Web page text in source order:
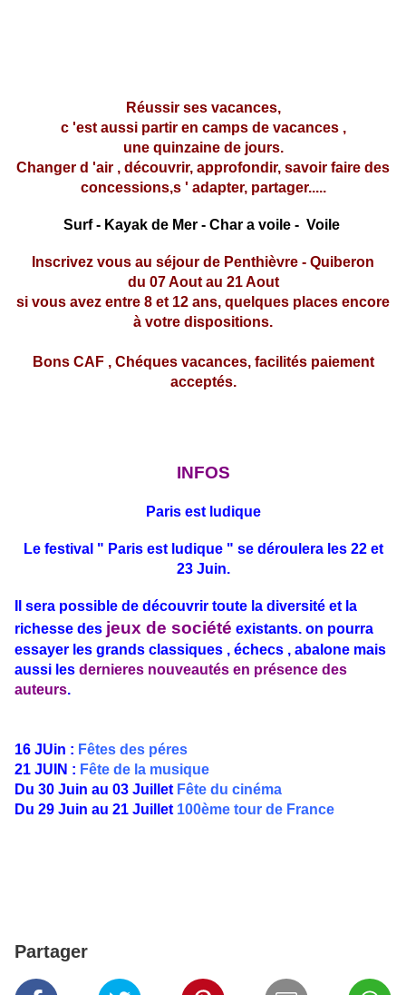
Réussir ses vacances,
c 'est aussi partir en camps de vacances ,
une quinzaine de jours.
Changer d 'air , découvrir, approfondir, savoir faire des
concessions,s ' adapter, partager.....
Surf - Kayak de Mer - Char a voile - Voile
Inscrivez vous au séjour de Penthièvre - Quiberon
du 07 Aout au 21 Aout
si vous avez entre 8 et 12 ans, quelques places encore
à votre dispositions.
Bons CAF , Chéques vacances, facilités paiement
acceptés.
INFOS
Paris est ludique
Le festival " Paris est ludique " se déroulera les 22 et
23 Juin.
Il sera possible de découvrir toute la diversité et la
richesse des jeux de société existants. on pourra
essayer les grands classiques , échecs , abalone mais
aussi les dernieres nouveautés en présence des
auteurs.
16 JUin : Fêtes des péres
21 JUIN : Fête de la musique
Du 30 Juin au 03 Juillet Fête du cinéma
Du 29 Juin au 21 Juillet 100ème tour de France
Partager